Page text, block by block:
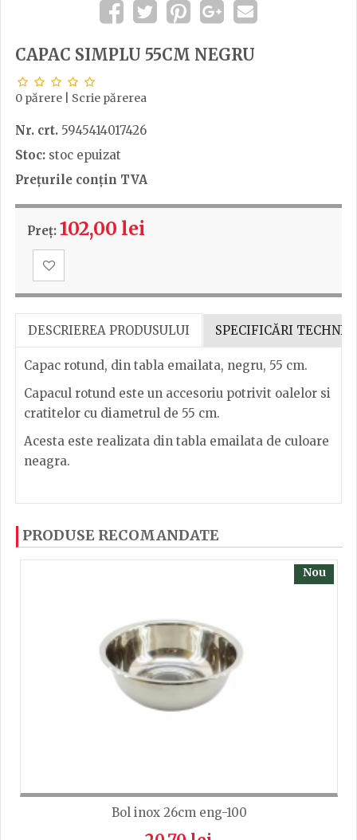
CAPAC SIMPLU 55CM NEGRU
0 părere Scrie părerea
Nr. crt. 5945414017426
Stoc: stoc epuizat
Prețurile conțin TVA
Preț: 102,00 lei
DESCRIEREA PRODUSULUI SPECIFICĂRI
Capac rotund, din tabla emailata, negru, 55 cm.
Capacul rotund este un accesoriu potrivit oalelor si
cratitelor cu diametrul de 55 cm.
Acesta este realizata din tabla emailata de culoare
neagra.
cu ajutorul steluțelor, și scrieți părerea dvs. Pentru
a putea să scrieți părerea trebuie să fiți înregistrat.
PRODUSE RECOMANDATE
Nou
Bol inox 26cm eng-100